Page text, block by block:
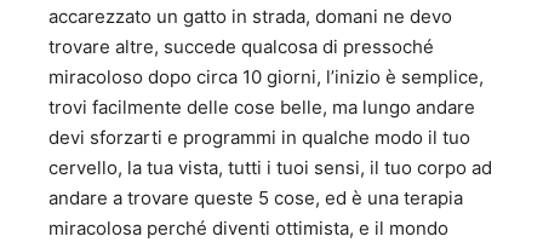
accarezzato un gatto in strada, domani ne devo
trovare altre, succede qualcosa di pressoché
miracoloso dopo circa 10 giorni, l’inizio è semplice,
trovi facilmente delle cose belle, ma lungo andare
devi sforzarti e programmi in qualche modo il tuo
cervello, la tua vista, tutti i tuoi sensi, il tuo corpo ad
andare a trovare queste 5 cose, ed è una terapia
miracolosa perché diventi ottimista, e il mondo